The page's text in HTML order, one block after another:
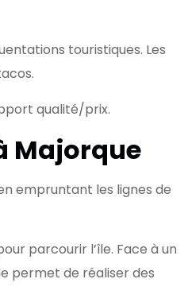
touristiques. Les
qualité/prix.
Majorque
empruntant les lignes de
parcourir l’île. Face à un
permet de réaliser des